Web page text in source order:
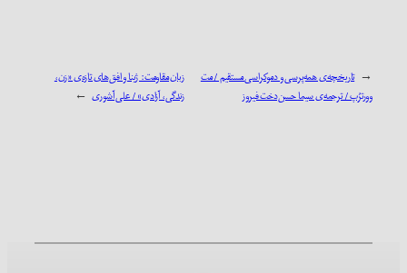
← تاریخچه‌ی همه‌پرسی و دموکراسی مستقیم / مت
وورترُپ / ترجمه‌ی سیما حسن‌دخت فیروز
زبان مقاومت: ژینا و افق‌های تازه‌ی «زن،
زندگی، آزادی» / علی آشوری →